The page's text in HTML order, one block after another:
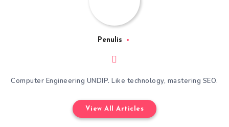
Penulis
Computer Engineering UNDIP. Like technology, mastering SEO.
View All Articles